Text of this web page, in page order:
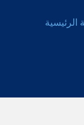
الرئيسية